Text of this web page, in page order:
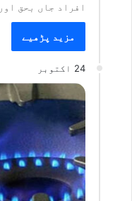
افراد جاں بحق اور 100 سے زائد زخمی ہوگئے۔ رپورٹ…
مزید پڑھیے
24 اکتوبر